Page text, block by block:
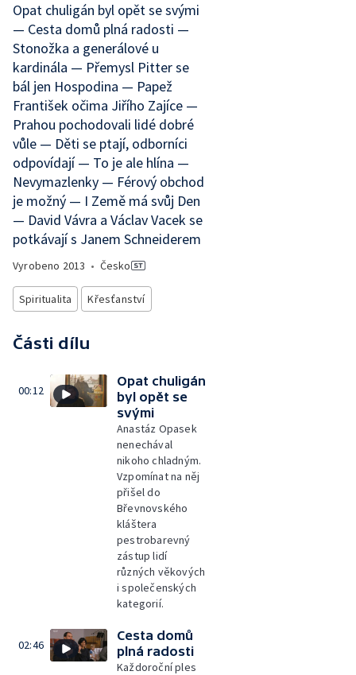
Opat chuligán byl opět se svými
— Cesta domů plná radosti —
Stonožka a generálové u
kardinála — Přemysl Pitter se
bál jen Hospodina — Papež
František očima Jiřího Zajíce —
Prahou pochodovali lidé dobré
vůle — Děti se ptají, odborníci
odpovídají — To je ale hlína —
Nevymazlenky — Férový obchod
je možný — I Země má svůj Den
— David Vávra a Václav Vacek se
potkávají s Janem Schneiderem
Vyrobeno 2013 • Česko
Spiritualita Křesťanství
Části dílu
00:12
Opat chuligán
byl opět se
svými
Anastáz Opasek
nenechával
nikoho chladným.
Vzpomínat na něj
přišel do
Břevnovského
kláštera
pestrobarevný
zástup lidí
různých věkových
i společenských
kategorií.
02:46
Cesta domů
plná radosti
Každoroční ples